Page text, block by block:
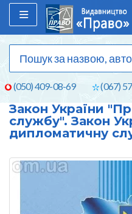
(050) 409-08-69 (067)
Закон України
службу". Закон
дипломатичну